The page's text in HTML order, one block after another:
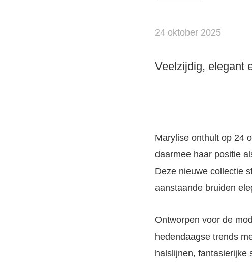
24 oktober 2025
Veelzijdig, elegant
Marylise onthult op 24
daarmee haar positie
Deze nieuwe collectie
aanstaande bruiden
Ontworpen voor de
hedendaagse trends
halslijnen, fantasierijke